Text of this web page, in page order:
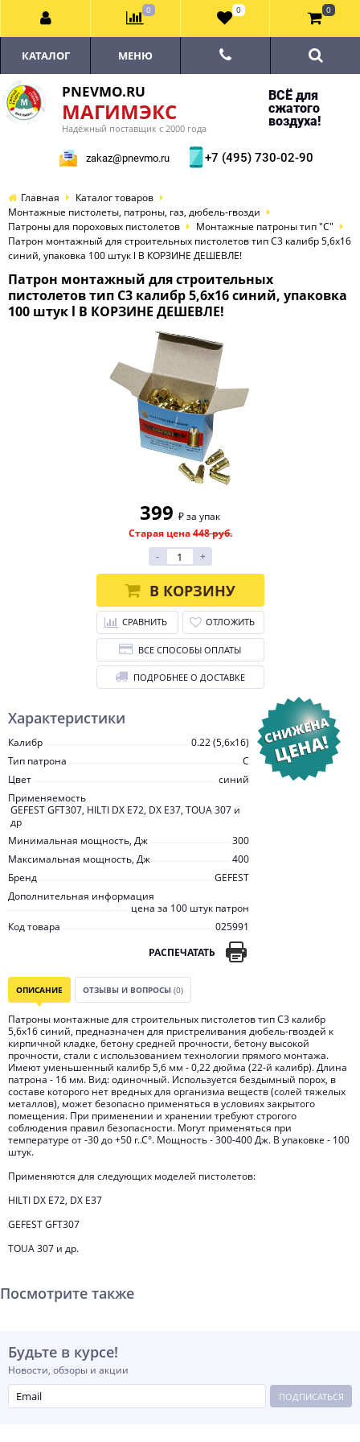
PNEVMO.RU
МАГИМЭКС
Надёжный поставщик с 2000 года
ВСЁ для
сжатого
воздуха!
zakaz@pnevmo.ru +7 (495) 730-02-90
КАТАЛОГ МЕНЮ
Главная
Каталог товаров
Монтажные пистолеты, патроны, газ, дюбель-гвозди
Патроны для пороховых пистолетов
Монтажные патроны тип "С"
Патрон монтажный для строительных пистолетов тип С3 калибр 5,6х16
синий, упаковка 100 штук l В КОРЗИНЕ ДЕШЕВЛЕ!
Патрон монтажный для строительных
пистолетов тип С3 калибр 5,6х16 синий, упаковка
100 штук l В КОРЗИНЕ ДЕШЕВЛЕ!
Характеристики
Калибр
0.22 (5,6х16)
Тип патрона
С
Цвет
синий
Применяемость
GEFEST GFT307, HILTI DX E72, DX E37, TOUA 307 и
др
Минимальная мощность, Дж
300
Максимальная мощность, Дж
400
Бренд
GEFEST
Дополнительная информация
цена за 100 штук патрон
Код товара
025991
РАСПЕЧАТАТЬ
399 ₽ за упак
Старая цена448 руб.
-
+
В КОРЗИНУ
СРАВНИТЬ ОТЛОЖИТЬ
ВСЕ СПОСОБЫ ОПЛАТЫ
ПОДРОБНЕЕ О ДОСТАВКЕ
ОПИСАНИЕ ОТЗЫВЫ И ВОПРОСЫ (0)
Патроны монтажные для строительных пистолетов тип С3 калибр
5,6х16 синий, предназначен для пристреливания дюбель-гвоздей к
кирпичной кладке, бетону средней прочности, бетону высокой
прочности, стали с использованием технологии прямого монтажа.
Имеют уменьшенный калибр 5,6 мм - 0,22 дюйма (22-й калибр). Длина
патрона - 16 мм. Вид: одиночный. Используется бездымный порох, в
составе которого нет вредных для организма веществ (солей тяжелых
металлов), может безопасно применяться в условиях закрытого
помещения. При применении и хранении требуют строгого
соблюдения правил безопасности. Могут применяться при
температуре от -30 до +50 г..С°. Мощность - 300-400 Дж. В упаковке - 100
штук.
Применяются для следующих моделей пистолетов:
HILTI DX E72, DX E37
GEFEST GFT307
TOUA 307 и др.
Посмотрите также
Будьте в курсе!
Новости, обзоры и акции
ПОДПИСАТЬСЯ
0 0 0